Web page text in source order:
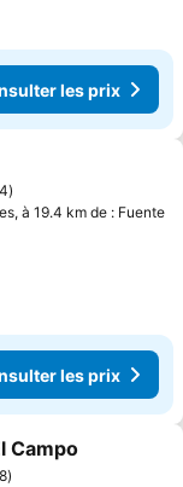
les prix
favoris
à 19.4 km de : Fuente
les prix
favoris
Campo